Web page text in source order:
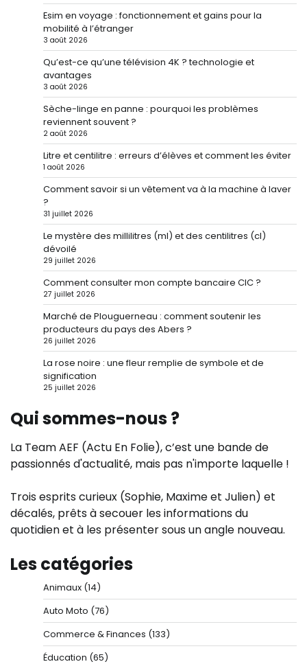
Esim en voyage : fonctionnement et gains pour la
mobilité à l’étranger
3 août 2026
Qu’est-ce qu’une télévision 4K ? technologie et
avantages
3 août 2026
Sèche-linge en panne : pourquoi les problèmes
reviennent souvent ?
2 août 2026
Litre et centilitre : erreurs d’élèves et comment les éviter
1 août 2026
Comment savoir si un vêtement va à la machine à laver
?
31 juillet 2026
Le mystère des millilitres (ml) et des centilitres (cl)
dévoilé
29 juillet 2026
Comment consulter mon compte bancaire CIC ?
27 juillet 2026
Marché de Plouguerneau : comment soutenir les
producteurs du pays des Abers ?
26 juillet 2026
La rose noire : une fleur remplie de symbole et de
signification
25 juillet 2026
Qui sommes-nous ?
La Team AEF (Actu En Folie), c’est une bande de
passionnés d'actualité, mais pas n'importe laquelle !
Trois esprits curieux (Sophie, Maxime et Julien) et
décalés, prêts à secouer les informations du
quotidien et à les présenter sous un angle nouveau.
Les catégories
Animaux (14)
Auto Moto (76)
Commerce & Finances (133)
Éducation (65)